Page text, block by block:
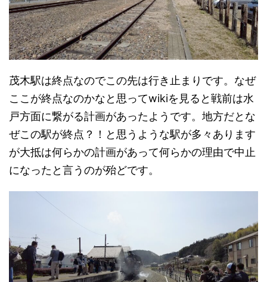
茂木駅は終点なのでこの先は行き止まりです。なぜ
ここが終点なのかなと思ってwikiを見ると戦前は水
戸方面に繋がる計画があったようです。地方だとな
ぜこの駅が終点？！と思うような駅が多々あります
が大抵は何らかの計画があって何らかの理由で中止
になったと言うのが殆どです。